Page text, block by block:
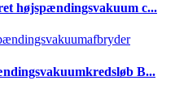
højspændingsvakuum c...
B...